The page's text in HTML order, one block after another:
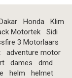
Honda
Klim
Motortek
Sidi
3 Motorlaars
adventure motor
dames
dmd
helm
helmet